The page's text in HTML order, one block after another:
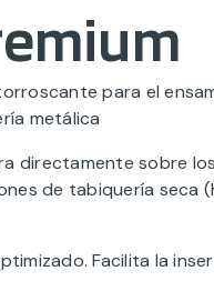
para el
metálica
directamente sobre
de tabiquería seca
Facilita la